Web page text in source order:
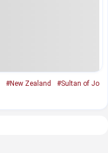
#New Zealand
#Sultan of Jo